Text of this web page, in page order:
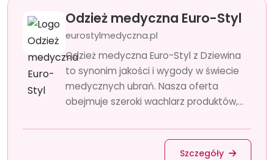
Odzież medyczna Euro-Styl
eurostylmedyczna.pl
Odzież medyczna Euro-Styl z Dziewina
to synonim jakości i wygody w świecie
medycznych ubrań. Nasza oferta
obejmuje szeroki wachlarz produktów,...
Szczegóły